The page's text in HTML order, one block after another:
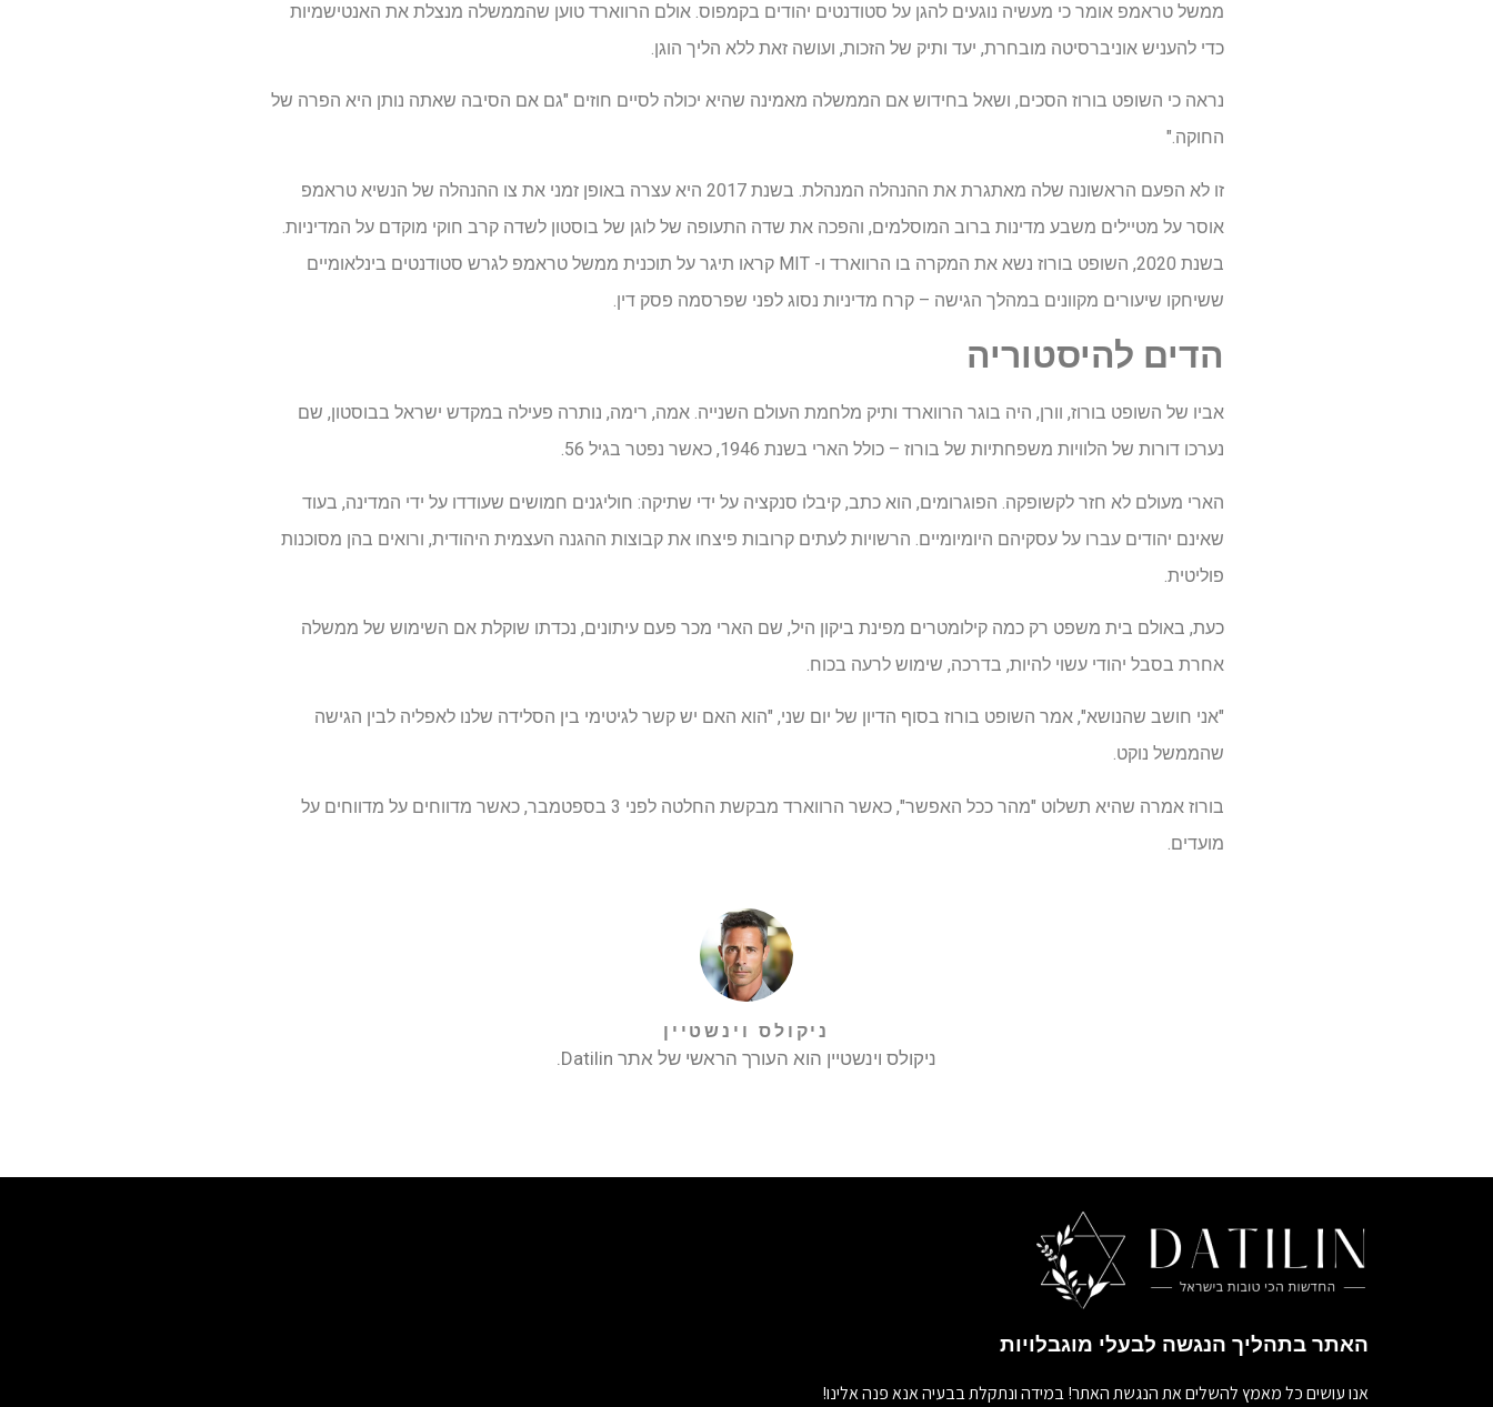
ממשל טראמפ אומר כי מעשיה נוגעים להגן על סטודנטים יהודים בקמפוס. אולם הרווארד טוען שהממשלה מנצלת את האנטישמיות
כדי להעניש אוניברסיטה מובחרת, יעד ותיק של הזכות, ועושה זאת ללא הליך הוגן.
נראה כי השופט בורוז הסכים, ושאל בחידוש אם הממשלה מאמינה שהיא יכולה לסיים חוזים "גם אם הסיבה שאתה נותן היא הפרה של
החוקה."
זו לא הפעם הראשונה שלה מאתגרת את ההנהלה המנהלת. בשנת 2017 היא עצרה באופן זמני את צו ההנהלה של הנשיא טראמפ
אוסר על מטיילים משבע מדינות ברוב המוסלמים, והפכה את שדה התעופה של לוגן של בוסטון לשדה קרב חוקי מוקדם על המדיניות.
בשנת 2020, השופט בורוז נשא את המקרה בו הרווארד ו- MIT קראו תיגר על תוכנית ממשל טראמפ לגרש סטודנטים בינלאומיים
ששיחקו שיעורים מקוונים במהלך הגישה – קרח מדיניות נסוג לפני שפרסמה פסק דין.
הדים להיסטוריה
אביו של השופט בורוז, וורן, היה בוגר הרווארד ותיק מלחמת העולם השנייה. אמה, רימה, נותרה פעילה במקדש ישראל בבוסטון, שם
נערכו דורות של הלוויות משפחתיות של בורוז – כולל הארי בשנת 1946, כאשר נפטר בגיל 56.
הארי מעולם לא חזר לקשופקה. הפוגרומים, הוא כתב, קיבלו סנקציה על ידי שתיקה: חוליגנים חמושים שעודדו על ידי המדינה, בעוד
שאינם יהודים עברו על עסקיהם היומיומיים. הרשויות לעתים קרובות פיצחו את קבוצות ההגנה העצמית היהודית, ורואים בהן מסוכנות
פוליטית.
כעת, באולם בית משפט רק כמה קילומטרים מפינת ביקון היל, שם הארי מכר פעם עיתונים, נכדתו שוקלת אם השימוש של ממשלה
אחרת בסבל יהודי עשוי להיות, בדרכה, שימוש לרעה בכוח.
"אני חושב שהנושא", אמר השופט בורוז בסוף הדיון של יום שני, "הוא האם יש קשר לגיטימי בין הסלידה שלנו לאפליה לבין הגישה
שהממשל נוקט.
בורוז אמרה שהיא תשלוט "מהר ככל האפשר", כאשר הרווארד מבקשת החלטה לפני 3 בספטמבר, כאשר מדווחים על מדווחים על
מועדים.
ניקולס וינשטיין
ניקולס וינשטיין הוא העורך הראשי של אתר Datilin.
האתר בתהליך הנגשה לבעלי מוגבלויות
אנו עושים כל מאמץ להשלים את הנגשת האתר! במידה ונתקלת בבעיה אנא פנה אלינו!